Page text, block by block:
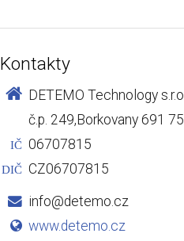
Kontakty
DETEMO Technology s.r.o.
č.p. 249,Borkovany 691 75
IČ 06707815
DIČ CZ06707815
info@detemo.cz
www.detemo.cz